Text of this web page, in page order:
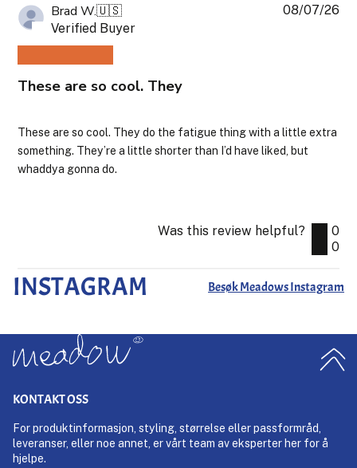
Brad W.🇺🇸
Verified Buyer
These are so cool. They
These are so cool. They do the fatigue thing with a little extra
something. They’re a little shorter than I’d have liked, but
whaddya gonna do.
08/07/26
Was this review helpful?
0
0
INSTAGRAM Besøk Meadows Instagram
KONTAKT OSS
For produktinformasjon, styling, størrelse eller passformråd,
leveranser, eller noe annet, er vårt team av eksperter her for å
hjelpe.